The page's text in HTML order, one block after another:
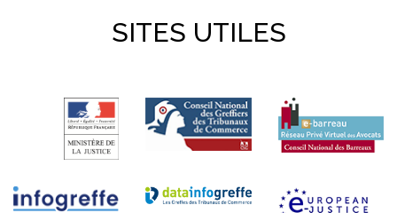
SITES UTILES